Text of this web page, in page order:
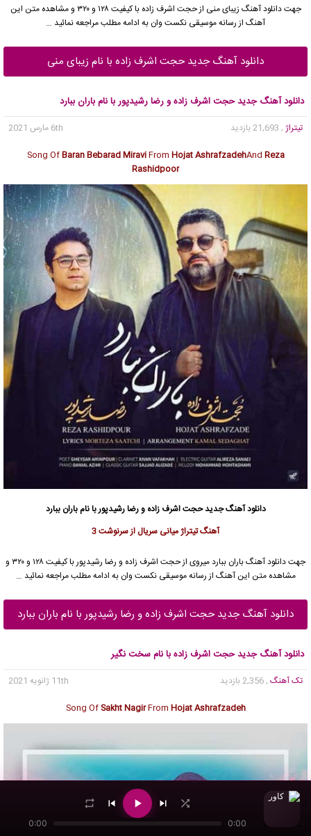
جهت دانلود آهنگ زیبای منی ازحجت اشرف زاده
با کیفیت ۱۲۸ و ۳۲۰ و مشاهده متن این
آهنگ از رسانه موسیقی نکست وان به ادامه مطلب مراجعه نمائید …
دانلود آهنگ جدید حجت اشرف زاده با نام زیبای منی
دانلود آهنگ جدید حجت اشرف زاده و رضا رشیدپور با نام باران ببارد
تیتراژ , 21,693 بازدید
6th مارس 2021
Song OfBaran Bebarad MiraviFrom Hojat AshrafzadehAnd Reza
Rashidpoor
دانلود آهنگ جدیدحجت اشرف زاده و رضا رشیدپور با نام باران ببارد
آهنگ تیتراژ میانی سریال از سرنوشت 3
جهت دانلود آهنگ باران ببارد میروی ازحجت اشرف زاده
و رضا رشیدپور با کیفیت ۱۲۸ و ۳۲۰ و
مشاهده متن این آهنگ از رسانه موسیقی نکست وان به ادامه مطلب مراجعه نمائید …
دانلود آهنگ جدید حجت اشرف زاده و رضا رشیدپور با نام باران ببارد
دانلود آهنگ جدید حجت اشرف زاده با نام سخت نگیر
تک آهنگ , 2,356 بازدید
11th ژانویه 2021
Song Of Sakht NagirFrom Hojat Ashrafzadeh
0:00
0:00